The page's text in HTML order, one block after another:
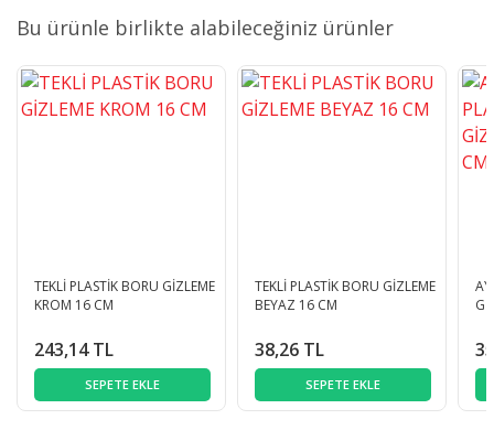
Bu ürünle birlikte alabileceğiniz ürünler
TEKLİ PLASTİK BORU GİZLEME
KROM 16 CM
243,14 TL
SEPETE EKLE
TEKLİ PLASTİK BORU GİZLEME
BEYAZ 16 CM
38,26 TL
SEPETE EKLE